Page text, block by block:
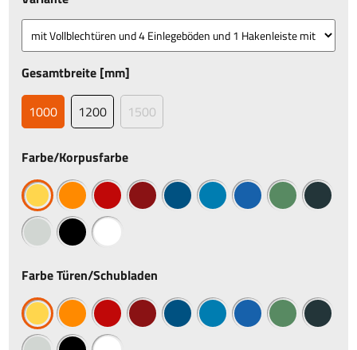
Gesamtbreite [mm]
1000 1200 1500
Farbe/Korpusfarbe
Farbe Türen/Schubladen